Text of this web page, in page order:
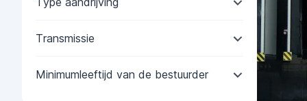
Transmissie
Minimumleeftijd van de bestuurder